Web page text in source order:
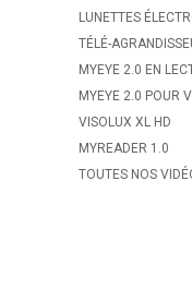
LUNETTES
TÉLÉ-
MYEYE 2.0 EN
MYEYE 2.0 POUR
VISOLUX XL HD
MYREADER 1.0
TOUTES NOS